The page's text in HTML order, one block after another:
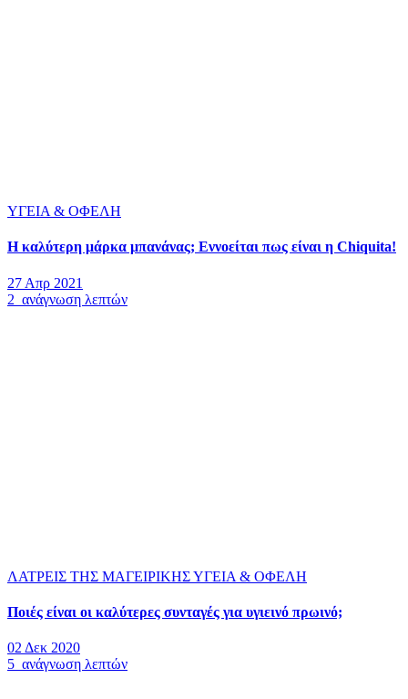
ΥΓΕΙΑ & ΟΦΕΛΗ
Η καλύτερη μάρκα μπανάνας; Εννοείται πως είναι η Chiquita!
27 Απρ 2021
2 ανάγνωση λεπτών
ΛΑΤΡΕΙΣ ΤΗΣ ΜΑΓΕΙΡΙΚΗΣΥΓΕΙΑ & ΟΦΕΛΗ
Ποιές είναι οι καλύτερες συνταγές για υγιεινό πρωινό;
02 Δεκ 2020
5 ανάγνωση λεπτών